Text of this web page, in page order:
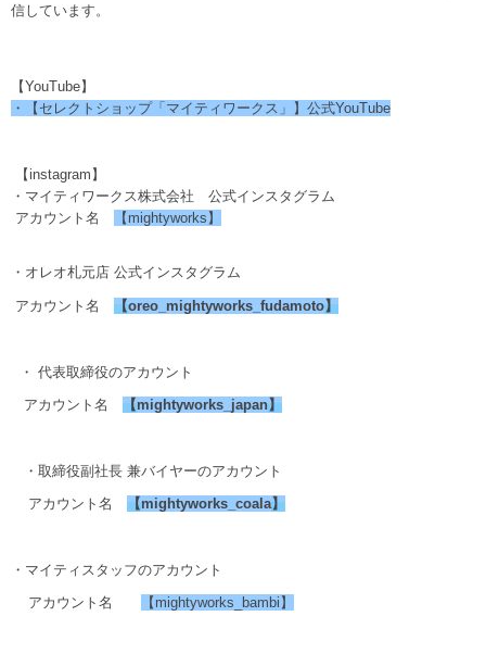
信しています。
【YouTube】
・【セレクトショップ「マイティワークス」】公式YouTube
【instagram】
・マイティワークス株式会社 公式インスタグラム
アカウント名
【mightyworks】
・オレオ札元店 公式インスタグラム
アカウント名 【oreo_mightyworks_fudamoto】
・ 代表取締役のアカウント
アカウント名 【mightyworks_japan】
・取締役副社長 兼バイヤーのアカウント
アカウント名 【mightyworks_coala】
・マイティスタッフのアカウント
アカウント名 【mightyworks_bambi】